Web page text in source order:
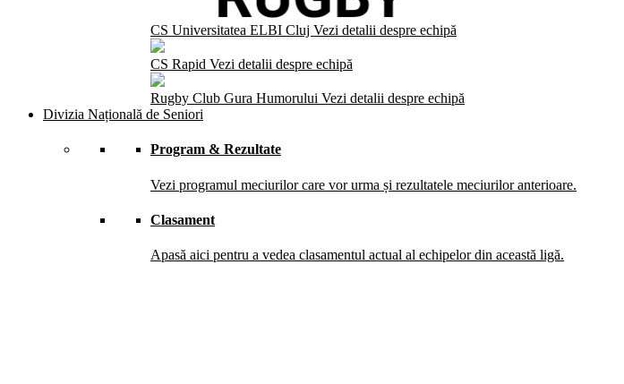
CS Universitatea ELBI Cluj Vezi detalii despre echipă
CS Rapid Vezi detalii despre echipă
Rugby Club Gura Humorului Vezi detalii despre echipă
Divizia Națională de Seniori
Program & Rezultate
Vezi programul meciurilor care vor urma și rezultatele meciurilor anterioare.
Clasament
Apasă aici pentru a vedea clasamentul actual al echipelor din această ligă.